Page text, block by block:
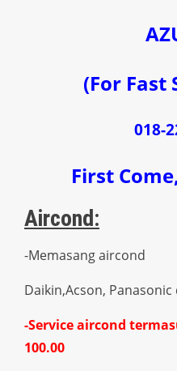
(For Fast
018-
First
Aircond:
-Memasang aircond
Daikin,Acson, Panasonic
-Service aircond
100.00